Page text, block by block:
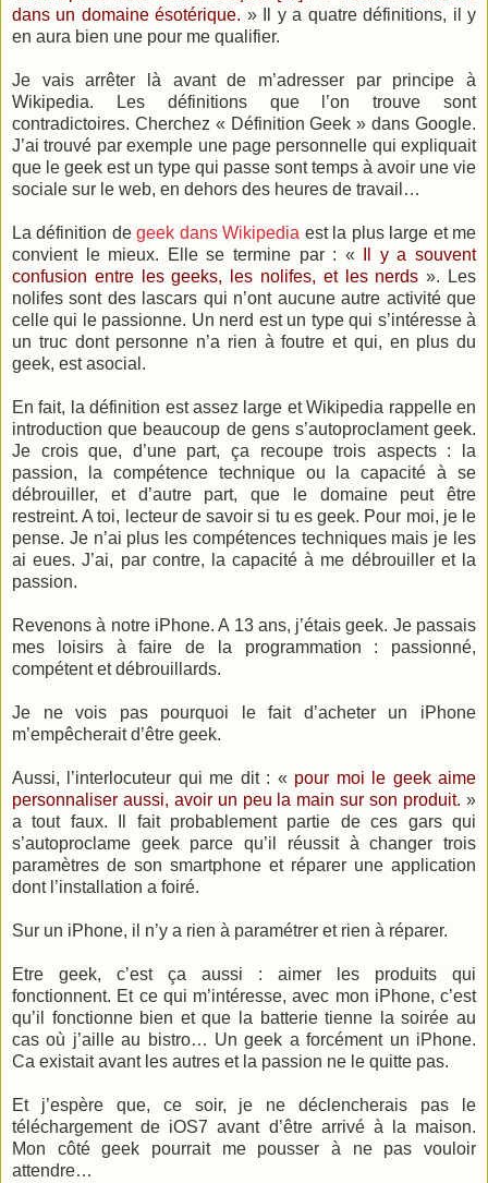
dans un domaine ésotérique. » Il y a quatre définitions, il y
en aura bien une pour me qualifier.
Je vais arrêter là avant de m’adresser par principe à
Wikipedia. Les définitions que l’on trouve sont
contradictoires. Cherchez « Définition Geek » dans Google.
J’ai trouvé par exemple une page personnelle qui expliquait
que le geek est un type qui passe sont temps à avoir une vie
sociale sur le web, en dehors des heures de travail…
La définition degeek dans Wikipedia est la plus large et me
convient le mieux. Elle se termine par : «
Il y a souvent
confusion entre les geeks, les nolifes, et les nerds ». Les
nolifes sont des lascars qui n’ont aucune autre activité que
celle qui le passionne. Un nerd est un type qui s’intéresse à
un truc dont personne n’a rien à foutre et qui, en plus du
geek, est asocial.
En fait, la définition est assez large et Wikipedia rappelle en
introduction que beaucoup de gens s’autoproclament geek.
Je crois que, d’une part, ça recoupe trois aspects : la
passion, la compétence technique ou la capacité à se
débrouiller, et d’autre part, que le domaine peut être
restreint. A toi, lecteur de savoir si tu es geek. Pour moi, je le
pense. Je n’ai plus les compétences techniques mais je les
ai eues. J’ai, par contre, la capacité à me débrouiller et la
passion.
Revenons à notre iPhone. A 13 ans, j’étais geek. Je passais
mes loisirs à faire de la programmation : passionné,
compétent et débrouillards.
Je ne vois pas pourquoi le fait d’acheter un iPhone
m’empêcherait d’être geek.
Aussi, l’interlocuteur qui me dit : « pour moi le geek aime
personnaliser aussi, avoir un peu la main sur son produit. »
a tout faux. Il fait probablement partie de ces gars qui
s’autoproclame geek parce qu’il réussit à changer trois
paramètres de son smartphone et réparer une application
dont l’installation a foiré.
Sur un iPhone, il n’y a rien à paramétrer et rien à réparer.
Etre geek, c’est ça aussi : aimer les produits qui
fonctionnent. Et ce qui m’intéresse, avec mon iPhone, c’est
qu’il fonctionne bien et que la batterie tienne la soirée au
cas où j’aille au bistro… Un geek a forcément un iPhone.
Ca existait avant les autres et la passion ne le quitte pas.
Et j’espère que, ce soir, je ne déclencherais pas le
téléchargement de iOS7 avant d’être arrivé à la maison.
Mon côté geek pourrait me pousser à ne pas vouloir
attendre…